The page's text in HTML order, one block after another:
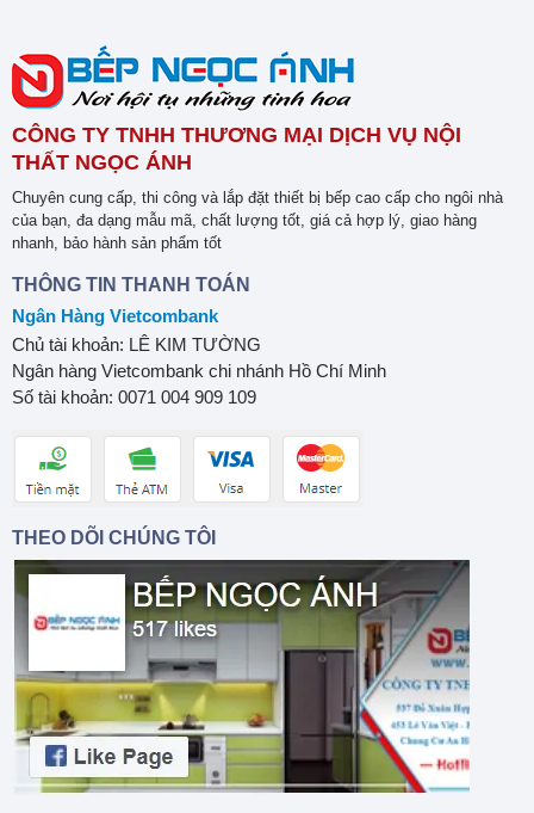
CÔNG TY TNHH THƯƠNG MẠI DỊCH VỤ NỘI
THẤT NGỌC ÁNH
Chuyên cung cấp, thi công và lắp đặt thiết bị bếp cao cấp cho ngôi nhà
của bạn, đa dạng mẫu mã, chất lượng tốt, giá cả hợp lý, giao hàng
nhanh, bảo hành sản phẩm tốt
THÔNG TIN THANH TOÁN
Ngân Hàng Vietcombank
Chủ tài khoản: LÊ KIM TƯỜNG
Ngân hàng Vietcombank chi nhánh Hồ Chí Minh
Số tài khoản: 0071 004 909 109
THEO DÕI CHÚNG TÔI